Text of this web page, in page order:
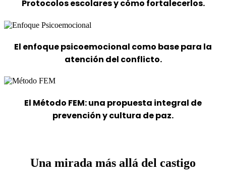
Protocolos escolaresy cómo fortalecerlos.
El enfoque psicoemocional como base para la
atención del conflicto.
El Método FEM:una propuesta integral de
prevención y cultura de paz.
Una mirada más allá del castigo